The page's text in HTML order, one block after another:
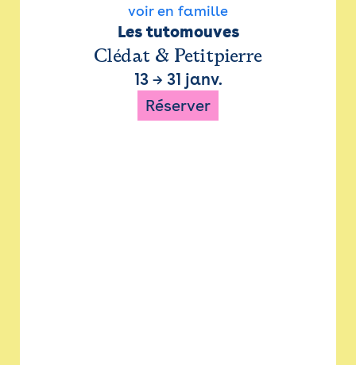
voir en famille
Les tutomouves
Clédat & Petitpierre
13→ 31 janv.
Réserver